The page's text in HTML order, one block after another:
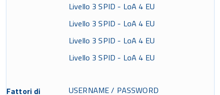
Livello 3 SPID - LoA 4 EU
Livello 3 SPID - LoA 4 EU
Livello 3 SPID - LoA 4 EU
Livello 3 SPID - LoA 4 EU
Fattori di USERNAME / PASSWORD